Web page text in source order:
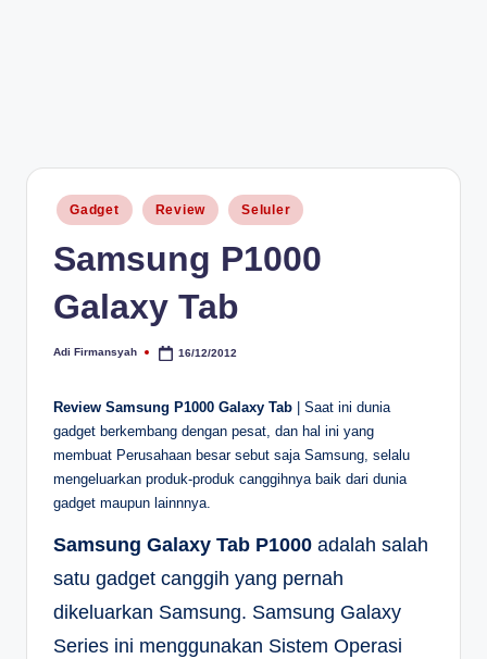
Posted
in
Gadget Review Seluler
Samsung P1000
Galaxy Tab
Posted
Adi Firmansyah 16/12/2012
Review Samsung P1000 Galaxy Tab | Saat ini dunia
gadget berkembang dengan pesat, dan hal ini yang
membuat Perusahaan besar sebut saja Samsung, selalu
mengeluarkan produk-produk canggihnya baik dari dunia
gadget maupun lainnnya.
Samsung Galaxy Tab P1000 adalah salah
satu gadget canggih yang pernah
dikeluarkan Samsung. Samsung Galaxy
Series ini menggunakan Sistem Operasi